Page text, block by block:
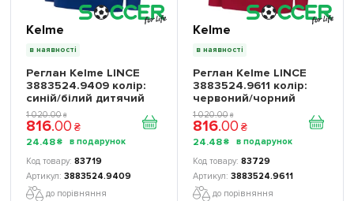
Kelme
в наявності
Реглан Kelme LINCE
3883524.9409 колір:
синій/білий дитячий
1 020.00 ₴
816.00 ₴
24.48₴
83719
3883524.9409
до порівняння
Kelme
в наявності
Реглан Kelme LINCE
3883524.9611 колір:
червоний/чорний
дитячий
1 020.00 ₴
816.00 ₴
24.48₴
83729
3883524.9611
до порівняння